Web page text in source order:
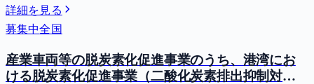
詳細を見る
募集中全国
産業車両等の脱炭素化促進事業のうち、港湾にお
ける脱炭素化促進事業（二酸化炭素排出抑制対策